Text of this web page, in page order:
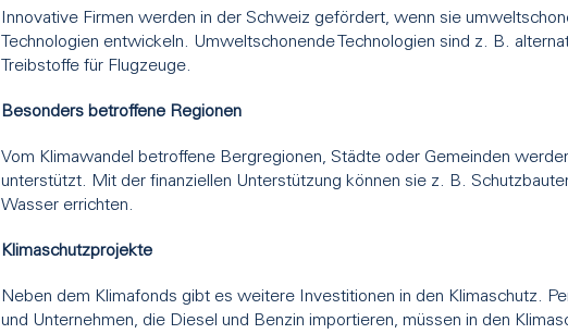
Innovative Firmen werden in der Schweiz gefördert, wenn sie
Technologien entwickeln. Umweltschonende Technologien sind z. B.
Treibstoffe für Flugzeuge.
Besonders betroffene Regionen
Vom Klimawandel betroffene Bergregionen, Städte oder Gemeinden
unterstützt. Mit der finanziellen Unterstützung können sie z. B.
Wasser errichten.
Klimaschutzprojekte
Neben dem Klimafonds gibt es weitere Investitionen in den Klimaschutz.
und Unternehmen, die Diesel und Benzin importieren, müssen in den